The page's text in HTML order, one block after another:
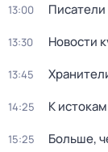
13:00
13:30 Новости
13:45
14:25 К
15:25 Больше,